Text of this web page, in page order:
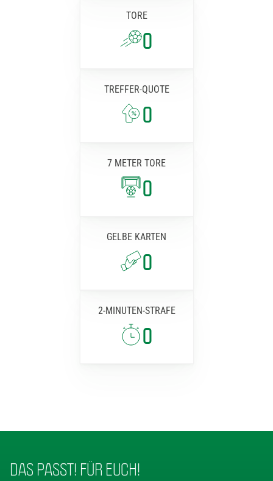
TORE
0
TREFFER-QUOTE
0
7 METER TORE
0
GELBE KARTEN
0
2-MINUTEN-STRAFE
0
DAS PASST! FÜR EUCH!